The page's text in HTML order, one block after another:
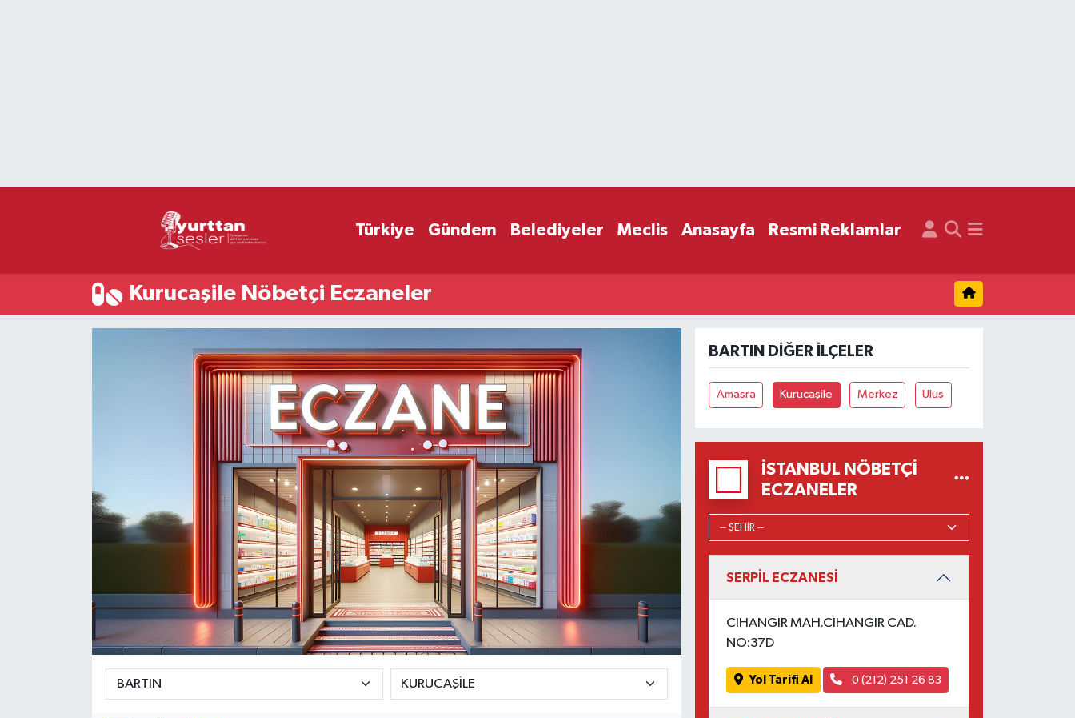
Türkiye Gündem Belediyeler Meclis Anasayfa Resmi Reklamlar
Kurucaşile Nöbetçi Eczaneler
BARTIN DIĞER İLÇELER
Amasra Kurucaşile Merkez Ulus
İSTANBUL NÖBETÇI
ECZANELER
SERPİL ECZANESİ
CİHANGİR MAH.CİHANGİR CAD.
NO:37D
Yol Tarifi Al 0 (212) 251 26 83
Süper Lig Puan Durumu ve Fikstür
Son Dakika Haberleri